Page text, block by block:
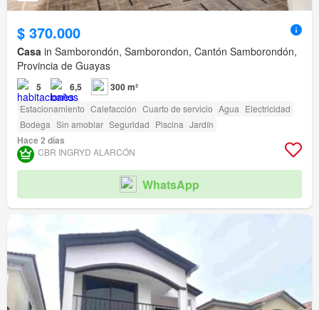
$ 370.000
Casa in Samborondón, Samborondon, Cantón Samborondón,
Provincia de Guayas
5 6,5 300 m²
Estacionamiento Calefacción Cuarto de servicio Agua Electricidad
Bodega Sin amoblar Seguridad Piscina Jardín
Hace 2 días
CBR INGRYD ALARCÓN
WhatsApp